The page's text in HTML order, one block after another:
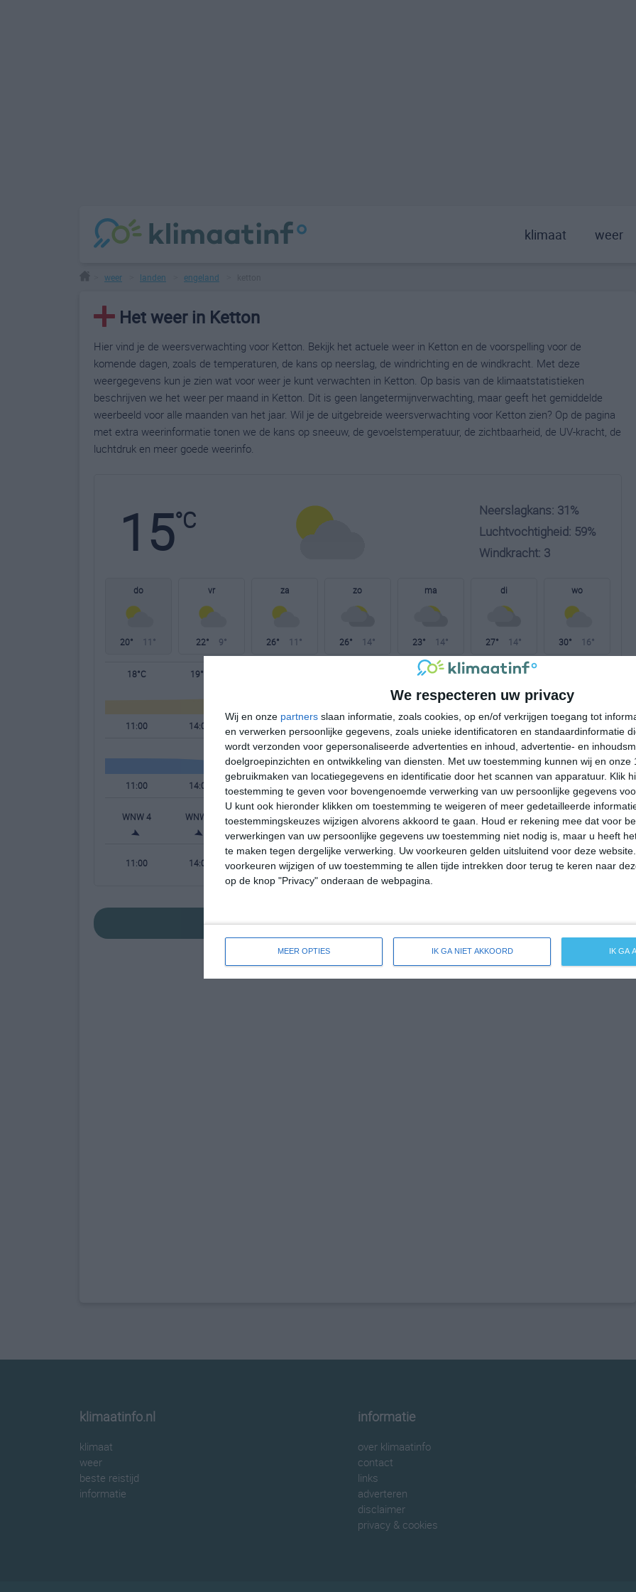
We respecteren uw privacy
Wij en onze partners slaan informatie, zoals cookies, op en/of verkrijgen toegang tot
en verwerken persoonlijke gegevens, zoals unieke identificatoren en standaardinformatie
wordt verzonden voor gepersonaliseerde advertenties en inhoud, advertentie- en
doelgroepinzichten en ontwikkeling van diensten.
Met uw toestemming kunnen wij en onze
gebruikmaken van locatiegegevens en identificatie door het scannen van apparatuur. Klik
toestemming te geven voor bovengenoemde verwerking van uw persoonlijke gegevens
U kunt ook hieronder klikken om toestemming te weigeren of meer gedetailleerde
toestemmingskeuzes wijzigen alvorens akkoord te gaan.
Houd er rekening mee dat voor
verwerkingen van uw persoonlijke gegevens uw toestemming niet nodig is, maar u heeft
te maken tegen dergelijke verwerking. Uw voorkeuren gelden uitsluitend voor deze
voorkeuren wijzigen of uw toestemming te allen tijde intrekken door terug te keren naar
op de knop "Privacy" onderaan de webpagina.
MEER OPTIES IK GA NIET AKKOORD IK GA
klimaat weer
weer landen engeland
Het weer in Ketton
Hier vind je de weersverwachting voor Ketton. Bekijk het actuele weer in Ketton en de voorspelling voor de
komende dagen, zoals de temperaturen, de kans op neerslag, de windrichting en de windkracht. Met deze
weergegevens kun je zien wat voor weer je kunt verwachten in Ketton. Op basis van de klimaatstatistieken
beschrijven we het weer per maand in Ketton. Dit is geen langetermijnverwachting, maar geeft het gemiddelde
weerbeeld voor alle maanden van het jaar. Wil je de uitgebreide weersverwachting voor Ketton zien? Op de pagina
met extra weerinformatie tonen we de kans op sneeuw, de gevoelstemperatuur, de zichtbaarheid, de UV-kracht, de
luchtdruk en meer goede weerinfo.
15°C
Neerslagkans: 31%
Luchtvochtigheid: 59%
Windkracht: 3
do
20° 11°
vr
22° 9°
za
26° 11°
zo
26° 14°
ma
23° 14°
di
27° 14°
wo
30° 16°
18°C 19°C 9°C 8°C
11:00 14:00 17:00 20:00 02:00 08:00
11:00 14:00 17:00 02:00 08:00
WNW 4 WNW 3 WNW 3 WNW 3 WZW 1 WZW 2
11:00 14:00 17:00 20:00 23:00 02:00 05:00 08:00
bekijk de uitgebreide weersverwachting voor Ketton
klimaatinfo.nl
klimaat
weer
beste reistijd
informatie
informatie
over klimaatinfo
contact
links
adverteren
disclaimer
privacy & cookies